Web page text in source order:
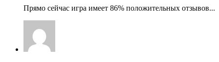
Прямо сейчас игра имеет 86% положительных отзывов...